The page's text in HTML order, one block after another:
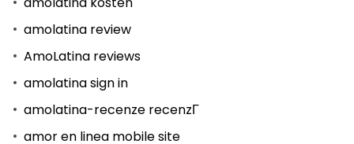
amolatina review
AmoLatina reviews
amolatina sign in
amolatina-recenze recenzГ­
amor en linea mobile site